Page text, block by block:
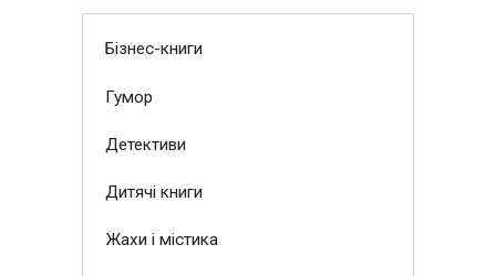
Бізнес-книги
Гумор
Детективи
Дитячі книги
Жахи і містика